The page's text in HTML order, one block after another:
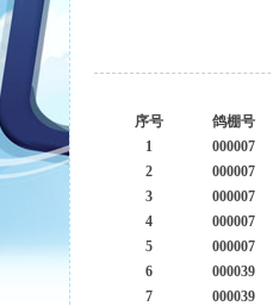
序号 鸽棚号
1
000007
2
000007
3
000007
4
000007
5
000007
6
000039
7
000039